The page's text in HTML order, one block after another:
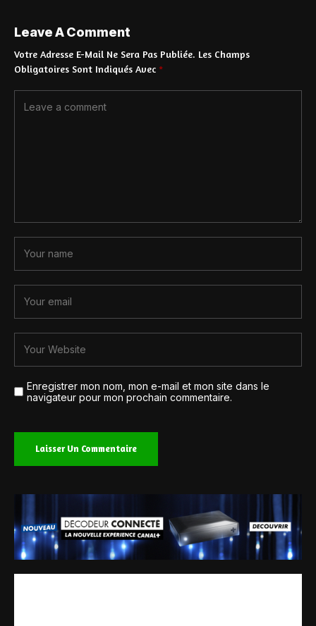
Leave A Comment
Votre Adresse E-Mail Ne Sera Pas Publiée. Les Champs
Obligatoires Sont Indiqués Avec *
Enregistrer mon nom, mon e-mail et mon site dans le
navigateur pour mon prochain commentaire.